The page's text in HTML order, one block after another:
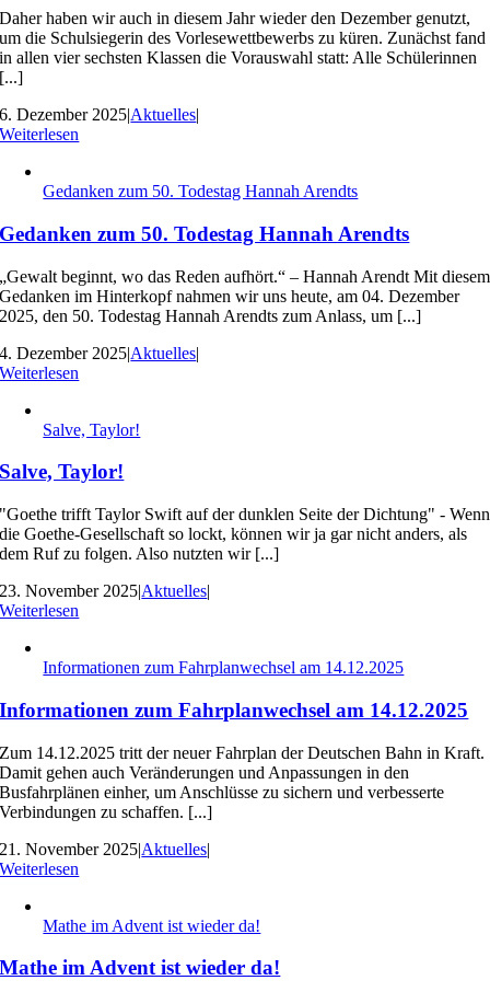
Daher haben wir auch in diesem Jahr wieder den Dezember genutzt,
um die Schulsiegerin des Vorlesewettbewerbs zu küren. Zunächst fand
in allen vier sechsten Klassen die Vorauswahl statt: Alle Schülerinnen
[...]
6. Dezember 2025|Aktuelles|
Weiterlesen
Gedanken zum 50. Todestag Hannah Arendts
Gedanken zum 50. Todestag Hannah Arendts
„Gewalt beginnt, wo das Reden aufhört.“ – Hannah Arendt Mit diesem
Gedanken im Hinterkopf nahmen wir uns heute, am 04. Dezember
2025, den 50. Todestag Hannah Arendts zum Anlass, um [...]
4. Dezember 2025|Aktuelles|
Weiterlesen
Salve, Taylor!
Salve, Taylor!
"Goethe trifft Taylor Swift auf der dunklen Seite der Dichtung" - Wenn
die Goethe-Gesellschaft so lockt, können wir ja gar nicht anders, als
dem Ruf zu folgen. Also nutzten wir [...]
23. November 2025|Aktuelles|
Weiterlesen
Informationen zum Fahrplanwechsel am 14.12.2025
Informationen zum Fahrplanwechsel am 14.12.2025
Zum 14.12.2025 tritt der neuer Fahrplan der Deutschen Bahn in Kraft.
Damit gehen auch Veränderungen und Anpassungen in den
Busfahrplänen einher, um Anschlüsse zu sichern und verbesserte
Verbindungen zu schaffen. [...]
21. November 2025|Aktuelles|
Weiterlesen
Mathe im Advent ist wieder da!
Mathe im Advent ist wieder da!